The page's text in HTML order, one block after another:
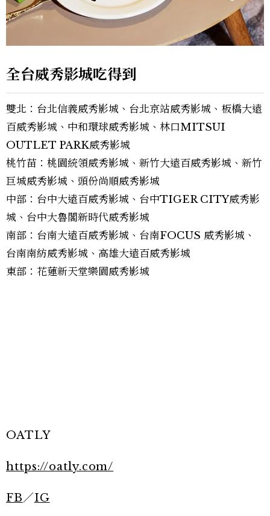
全台威秀影城吃得到
雙北：台北信義威秀影城、台北京站威秀影城、板橋大遠
百威秀影城、中和環球威秀影城、林口MITSUI
OUTLET PARK威秀影城
桃竹苗：桃園統領威秀影城、新竹大遠百威秀影城、新竹
巨城威秀影城、頭份尚順威秀影城
中部：台中大遠百威秀影城、台中TIGER CITY威秀影
城、台中大魯閣新時代威秀影城
南部：台南大遠百威秀影城、台南FOCUS 威秀影城、
台南南紡威秀影城、高雄大遠百威秀影城
東部：花蓮新天堂樂園威秀影城
OATLY
https://oatly.com/
FB／IG